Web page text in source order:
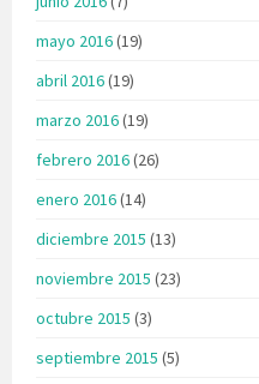
mayo 2016(19)
abril 2016(19)
marzo 2016(19)
febrero 2016(26)
enero 2016(14)
diciembre 2015 (13)
noviembre 2015 (23)
octubre 2015 (3)
septiembre 2015 (5)